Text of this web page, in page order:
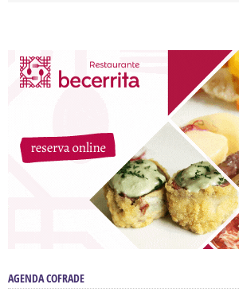
AGENDA COFRADE